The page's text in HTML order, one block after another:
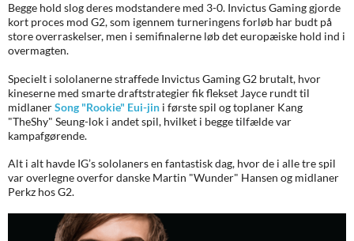
Begge hold slog deres modstandere med 3-0. Invictus Gaming gjorde
kort proces mod G2, som igennem turneringens forløb har budt på
store overraskelser, men i semifinalerne løb det europæiske hold ind i
overmagten.
Specielt i sololanerne straffede Invictus Gaming G2 brutalt, hvor
kineserne med smarte draftstrategier fik flekset Jayce rundt til
midlanerSong "Rookie" Eui-jin i første spil og toplaner Kang
"TheShy" Seung-lok i andet spil, hvilket i begge tilfælde var
kampafgørende.
Alt i alt havde IG’s sololaners en fantastisk dag, hvor de i alle tre spil
var overlegne overfor danske Martin "Wunder" Hansen og midlaner
Perkz hos G2.